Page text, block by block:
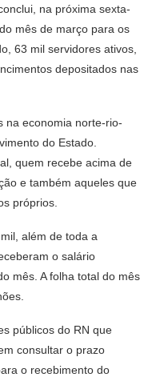
na próxima sexta-
mês de março para os
63 mil servidores ativos,
depositados nas
na economia norte-rio-
do Estado.
quem recebe acima de
e também aqueles que
próprios.
além de toda a
o salário
mês. A folha total do mês
públicos do RN que
consultar o prazo
o recebimento do